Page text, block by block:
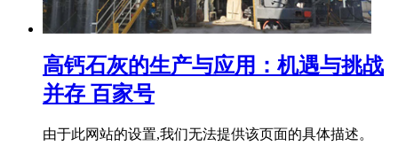
高钙石灰的生产与应用：机遇与挑战
并存 百家号
由于此网站的设置,我们无法提供该页面的具体描述。